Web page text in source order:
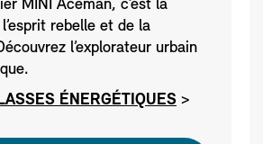
MINI Aceman, c’est la
rebelle et de la
l’explorateur urbain
ÉNERGÉTIQUES >